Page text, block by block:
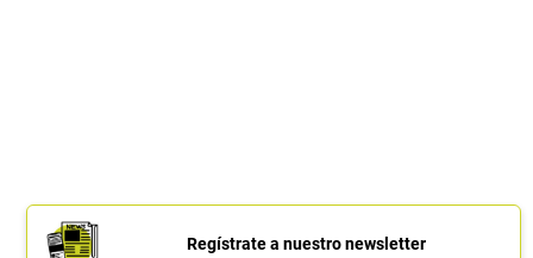
Regístrate a nuestro newsletter